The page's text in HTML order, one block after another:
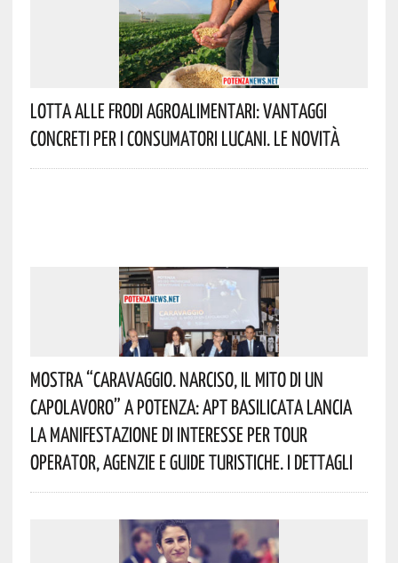
Lotta Alle Frodi Agroalimentari: Vantaggi
Concreti Per I Consumatori Lucani. Le Novità
Mostra “Caravaggio. Narciso, Il Mito Di Un
Capolavoro” A Potenza: APT Basilicata Lancia
La Manifestazione Di Interesse Per Tour
Operator, Agenzie E Guide Turistiche. I Dettagli